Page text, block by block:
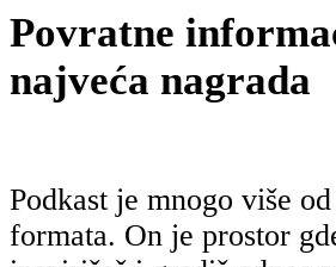
Povratne
najveća nagrada
Podkast je mnogo više
formata. On je prostor